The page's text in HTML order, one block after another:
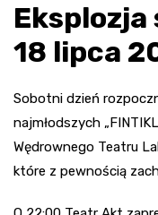
18 lipca
Sobotni dzień
najmłodszych
Wędrownego Teatru
które z pewnością